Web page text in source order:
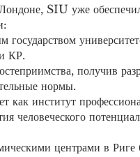
SIU уже
КР.
получив
нормы.
институт
человеческого
центрами в